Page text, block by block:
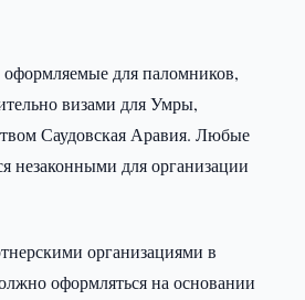
для паломников,
визами для Умры,
Саудовская Аравия. Любые
незаконными для организации
организациями в
оформляться на основании